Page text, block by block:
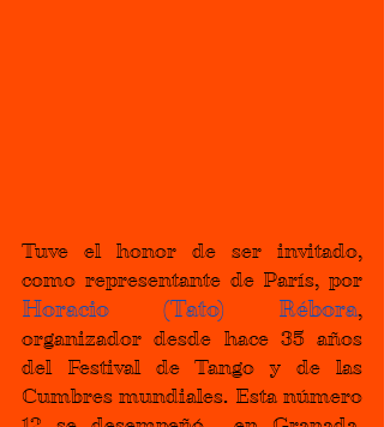
Tuve el honor de ser invitado,
Horacio (Tato) Rébora,
organizador desde hace 35 años
del Festival de Tango y de las
Cumbres mundiales. Esta número